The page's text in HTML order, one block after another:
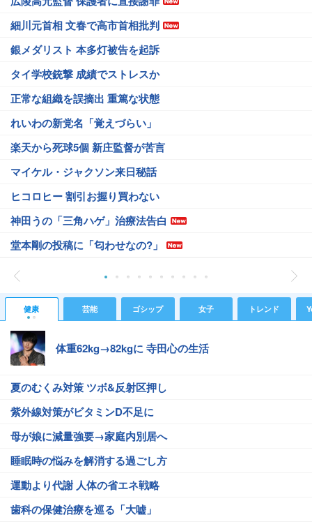
細川元首相 文春で高市首相批判
銀メダリスト 本多灯被告を起訴
タイ学校銃撃 成績でストレスか
正常な組織を誤摘出 重篤な状態
れいわの新党名「覚えづらい」
楽天から死球5個 新庄監督が苦言
マイケル・ジャクソン来日秘話
ヒコロヒー 割引お握り買わない
神田うの「三角ハゲ」治療法告白
堂本剛の投稿に「匂わせなの?」
健康 芸能 ゴシップ 女子 トレンド
体重62kg→82kgに 寺田心の生活
夏のむくみ対策 ツボ&反射区押し
紫外線対策がビタミンD不足に
母が娘に減量強要→家庭内別居へ
睡眠時の悩みを解消する過ごし方
運動より代謝 人体の省エネ戦略
歯科の保健治療を巡る「大嘘」